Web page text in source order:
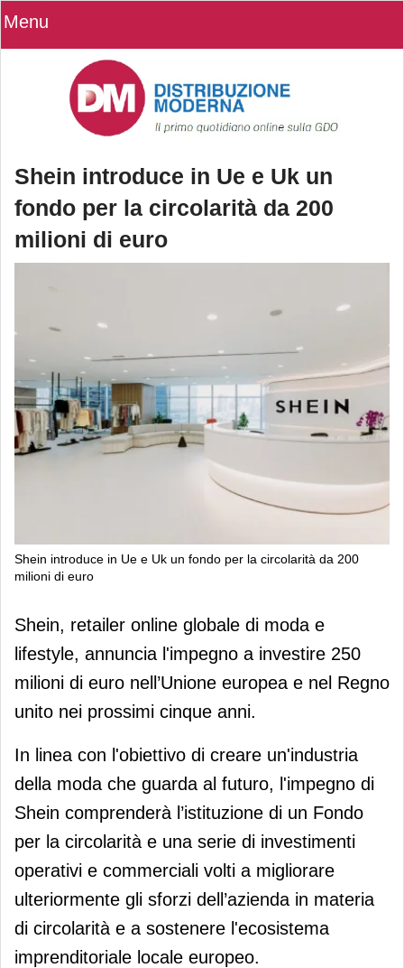
Menu
Shein introduce in Ue e Uk un
fondo per la circolarità da 200
milioni di euro
Shein introduce in Ue e Uk un fondo per la circolarità da 200
milioni di euro
Shein introduce in Ue e Uk un fondo
per la circolarità da 200 milioni di euro
Shein, retailer online globale di moda e
lifestyle, annuncia l'impegno a investire 250
milioni di euro nell’Unione europea e nel Regno
unito nei prossimi cinque anni.
In linea con l'obiettivo di creare un'industria
della moda che guarda al futuro, l'impegno di
Shein comprenderà l’istituzione di un Fondo
per la circolarità e una serie di investimenti
operativi e commerciali volti a migliorare
ulteriormente gli sforzi dell’azienda in materia
di circolarità e a sostenere l'ecosistema
imprenditoriale locale europeo.